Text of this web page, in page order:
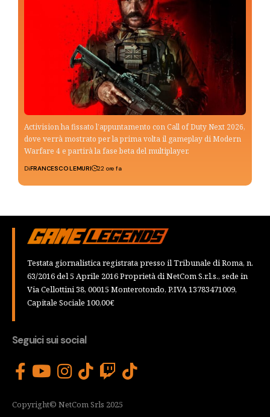
Activision ha fissato l’appuntamento con Call of Duty Next 2026,
dove verrà mostrato per la prima volta il gameplay di Modern
Warfare 4 e partirà la fase beta del multiplayer.
DiFRANCESCO LEMURI 22 ore fa
Testata giornalistica registrata presso il Tribunale di Roma, n.
63/2016 del 5 Aprile 2016 Proprietà di NetCom S.r.l.s., sede in
Via Cellottini 38, 00015 Monterotondo, P.IVA 13783471009,
Capitale Sociale 100,00€
Seguici sui social
Copyright© NetCom Srls 2025